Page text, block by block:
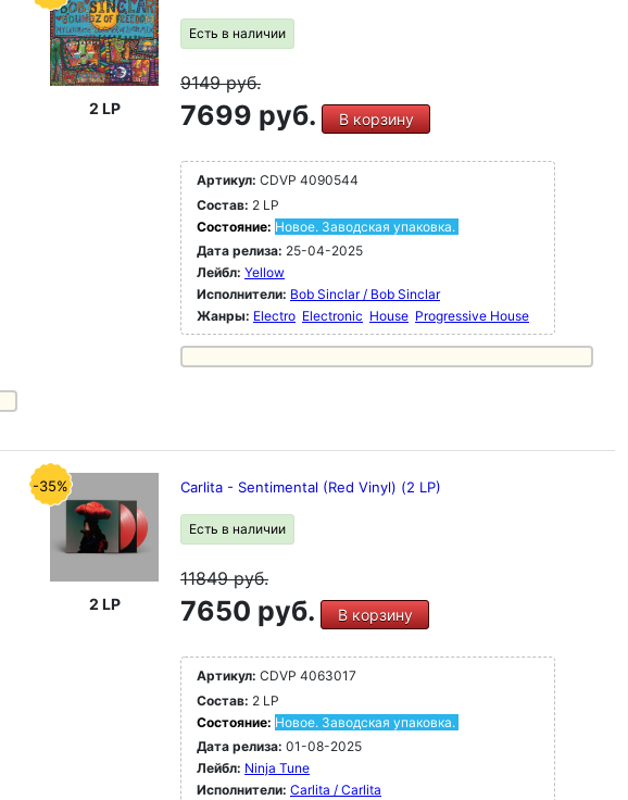
2 LP
Есть в наличии
9149руб.
7699 руб. В корзину
Артикул: CDVP 4090544
Состав: 2 LP
Состояние: Новое. Заводская упаковка.
Дата релиза: 25-04-2025
Лейбл: Yellow
Исполнители: Bob Sinclar / Bob Sinclar
Жанры: Electro Electronic House Progressive House
-35%
2 LP
Carlita - Sentimental (Red Vinyl) (2 LP)
Есть в наличии
11849руб.
7650 руб. В корзину
Артикул: CDVP 4063017
Состав: 2 LP
Состояние: Новое. Заводская упаковка.
Дата релиза: 01-08-2025
Лейбл: Ninja Tune
Исполнители: Carlita / Carlita